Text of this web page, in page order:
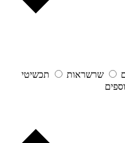
שרשראות
תכשיטי